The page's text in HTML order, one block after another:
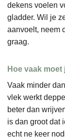
dekens voelen
gladder. Wil je
aanvoelt, neem
graag.
Hoe vaak
Vaak minder
vlek werkt
beter dan
is dan groot dat
echt ne keer